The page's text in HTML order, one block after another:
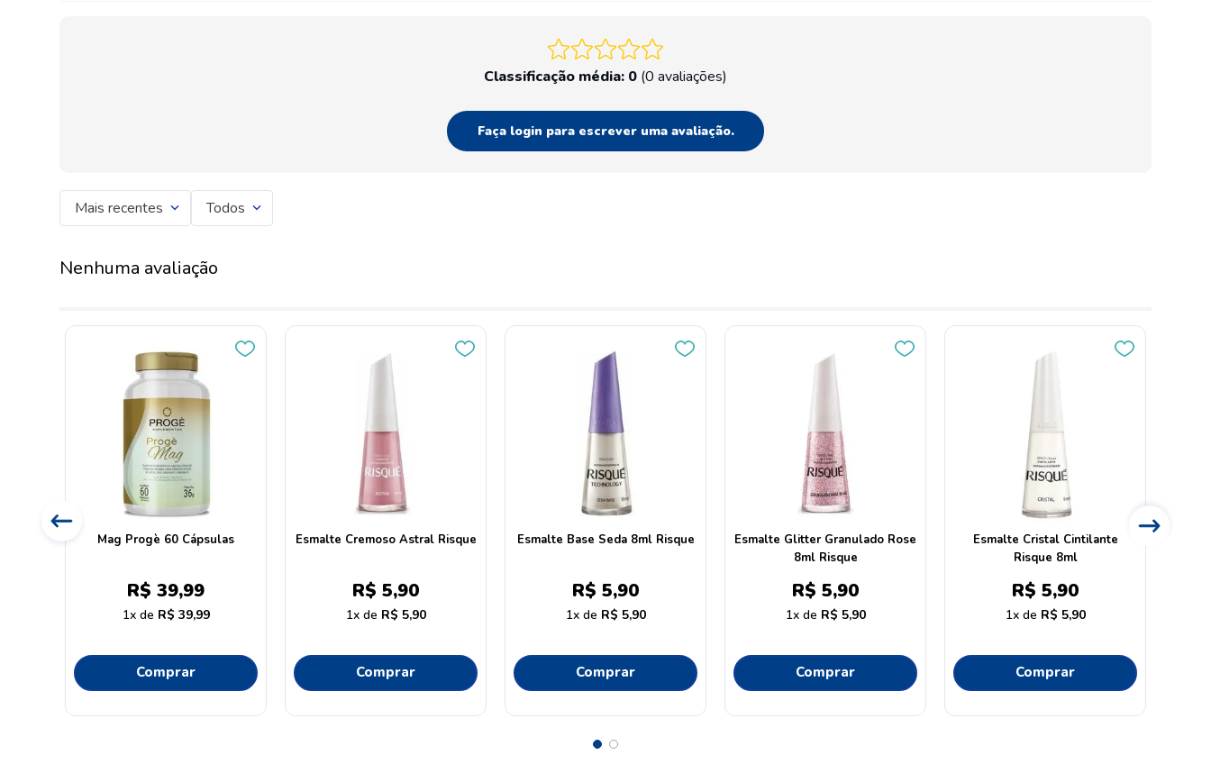
Classificação média: 0 (0 avaliações)
Faça login para escrever uma avaliação.
Mais recentes Todos
Nenhuma avaliação
Mag Progè 60 Cápsulas
R$ 39,99
1 R$ 39,99
Comprar
Esmalte Cremoso Astral Risque
R$ 5,90
1 R$ 5,90
Comprar
Esmalte Base Seda 8ml Risque
R$ 5,90
1 R$ 5,90
Comprar
Esmalte Glitter Granulado Rose
8ml Risque
R$ 5,90
1 R$ 5,90
Comprar
Esmalte Cristal Cintilante
Risque 8ml
R$ 5,90
1 R$ 5,90
Comprar